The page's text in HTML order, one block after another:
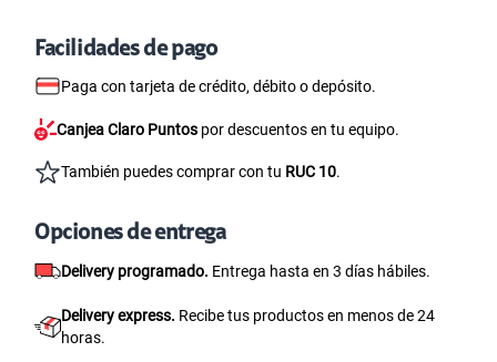
Facilidades de pago
Paga con tarjeta de crédito, débito o depósito.
Canjea Claro Puntos por descuentos en tu equipo.
También puedes comprar con tu RUC 10.
Opciones de entrega
Delivery programado. Entrega hasta en 3 días hábiles.
Delivery express. Recibe tus productos en menos de 24
horas.